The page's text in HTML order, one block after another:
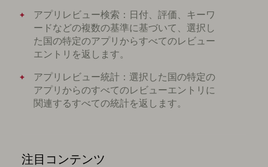
アプリレビュー検索：日付、評価、キーワ
ードなどの複数の基準に基づいて、選択し
た国の特定のアプリからすべてのレビュー
エントリを返します。
アプリレビュー統計：選択した国の特定の
アプリからのすべてのレビューエントリに
関連するすべての統計を返します。
注目コンテンツ